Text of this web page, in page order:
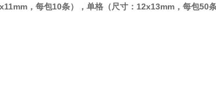
，每包10条），单格（尺寸：12x13mm，每包50